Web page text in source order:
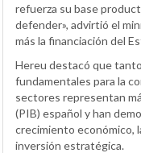
refuerza su base
defender», advirtió el
más la financiación del
Hereu destacó que
fundamentales para la
sectores representan
(PIB) español y han
crecimiento económico,
inversión estratégica.